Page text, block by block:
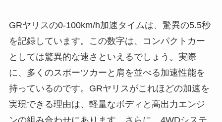
GRヤリスの0-100km/h加速タイムは、驚異の5.5秒
を記録しています。この数字は、コンパクトカー
としては驚異的な速さといえるでしょう。実際
に、多くのスポーツカーと肩を並べる加速性能を
持っているのです。GRヤリスがこれほどの加速を
実現できる理由は、軽量なボディと高出力エンジ
ンの組み合わせにあります。さらに、4WDシステ